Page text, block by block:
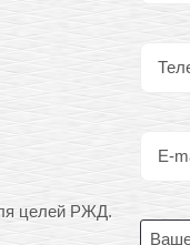
целей РЖД.